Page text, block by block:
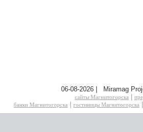
06-08-2026 | Miramag
сайты Магнитогорска
банки Магнитогорска
гостиницы Магнитогорска